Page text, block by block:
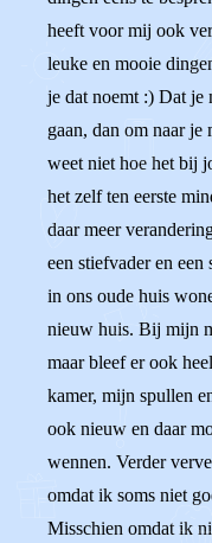
heeft voor mij ook
leuke en mooie
je dat noemt :) Dat je
gaan, dan om naar
weet niet hoe het bij
het zelf ten eerste
daar meer
een stiefvader en
in ons oude huis
nieuw huis. Bij mijn
maar bleef er ook
kamer, mijn spullen
ook nieuw en daar
wennen. Verder
omdat ik soms niet
Misschien omdat ik